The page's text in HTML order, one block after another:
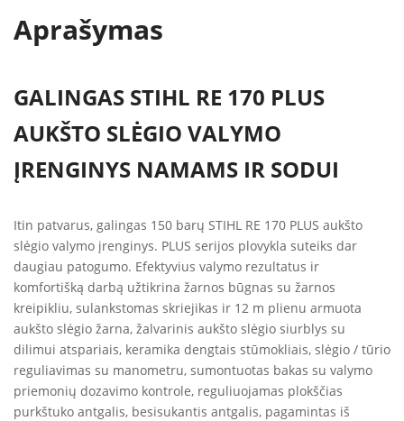
Aprašymas
GALINGAS STIHL RE 170 PLUS
AUKŠTO SLĖGIO VALYMO
ĮRENGINYS NAMAMS IR SODUI
Itin patvarus, galingas 150 barų STIHL RE 170 PLUS aukšto
slėgio valymo įrenginys. PLUS serijos plovykla suteiks dar
daugiau patogumo. Efektyvius valymo rezultatus ir
komfortišką darbą užtikrina žarnos būgnas su žarnos
kreipikliu, sulankstomas skriejikas ir 12 m plienu armuota
aukšto slėgio žarna, žalvarinis aukšto slėgio siurblys su
dilimui atspariais, keramika dengtais stūmokliais, slėgio / tūrio
reguliavimas su manometru, sumontuotas bakas su valymo
priemonių dozavimo kontrole, reguliuojamas plokščias
purkštuko antgalis, besisukantis antgalis, pagamintas iš